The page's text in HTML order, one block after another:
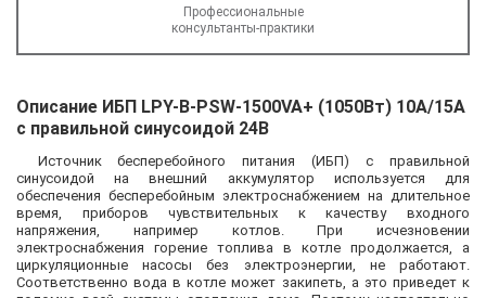
Профессиональные
консультанты-практики
Описание ИБП LPY-B-PSW-1500VA+ (1050Вт) 10A/15A
с правильной синусоидой 24В
Источник бесперебойного питания (ИБП) с правильной
синусоидой на внешний аккумулятор используется для
обеспечения бесперебойным электроснабжением на длительное
время, приборов чувствительных к качеству входного
напряжения, например котлов. При исчезновении
электроснабжения горение топлива в котле продолжается, а
циркуляционные насосы без электроэнергии, не работают.
Соответственно вода в котле может закипеть, а это приведет к